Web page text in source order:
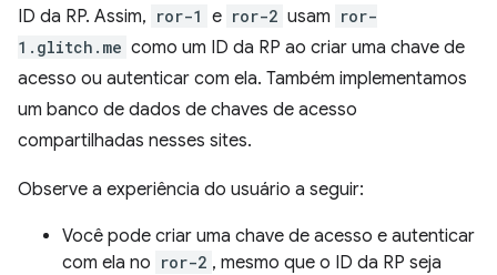
ID da RP. Assim, ror-1 e ror-2 usam ror-
1.glitch.me como um ID da RP ao criar uma chave de
acesso ou autenticar com ela. Também implementamos
um banco de dados de chaves de acesso
compartilhadas nesses sites.
Observe a experiência do usuário a seguir:
Você pode criar uma chave de acesso e autenticar
com ela no ror-2 , mesmo que o ID da RP seja